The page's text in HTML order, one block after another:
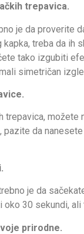
trepavica.
je da proverite
treba da ih
tako izgubiti
simetričan
trepavica,
pazite da
je da
oko 30 sekundi,
prirodne.